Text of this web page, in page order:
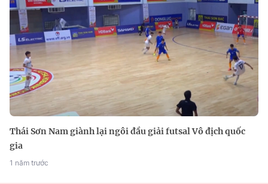
Thái Sơn Nam giành lại ngôi đầu giải futsal Vô địch quốc
gia
1 năm trước